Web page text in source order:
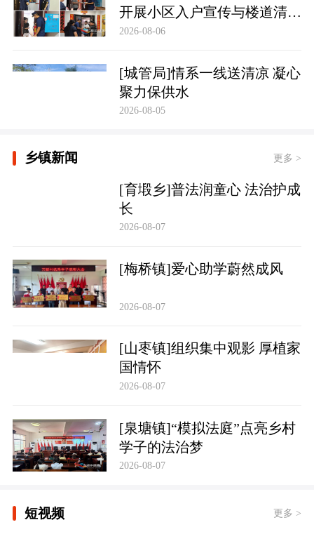
开展小区入户宣传与楼道清理
行动
2026-08-06
[城管局]情系一线送清凉 凝心
聚力保供水
2026-08-05
乡镇新闻 更多 >
[育塅乡]普法润童心 法治护成
长
2026-08-07
[梅桥镇]爱心助学蔚然成风
2026-08-07
[山枣镇]组织集中观影 厚植家
国情怀
2026-08-07
[泉塘镇]“模拟法庭”点亮乡村
学子的法治梦
2026-08-07
短视频 更多 >